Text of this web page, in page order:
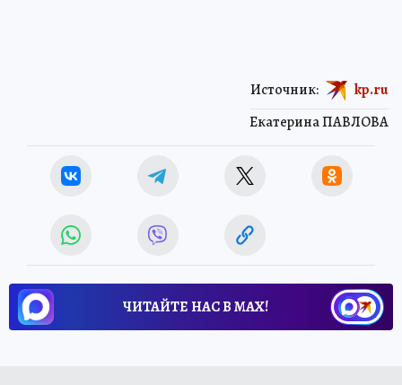
Екатерина ПАВЛОВА
Источник: kp.ru
ЧИТАЙТЕ НАС В МАХ!